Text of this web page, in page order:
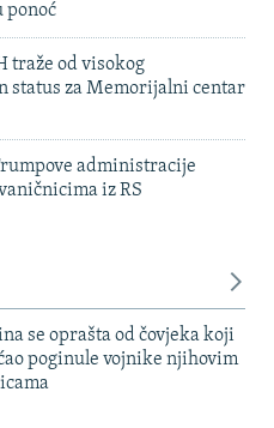
ponoć
traže od visokog
status za Memorijalni centar
administracije
iz RS
se oprašta od čovjeka koji
poginule vojnike njihovim